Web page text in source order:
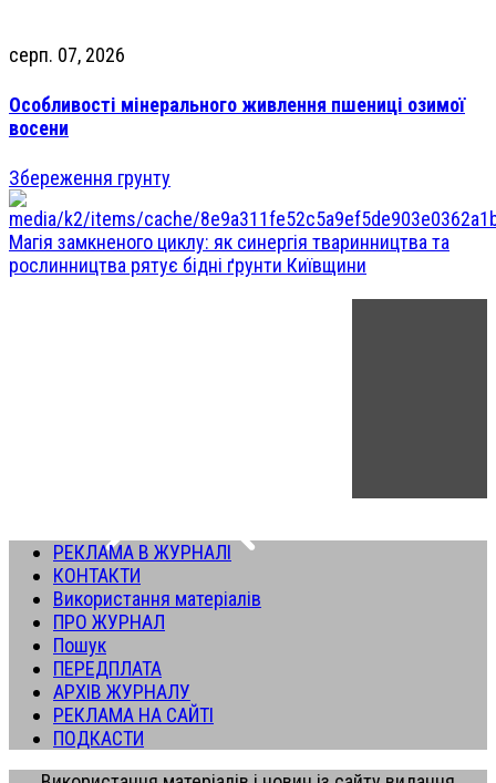
серп. 07, 2026
Особливості мінерального живлення пшениці озимої
восени
Збереження грунту
Магія замкненого циклу: як синергія тваринництва та
рослинництва рятує бідні ґрунти Київщини
РЕКЛАМА В ЖУРНАЛІ
КОНТАКТИ
Використання матеріалів
ПРО ЖУРНАЛ
Пошук
ПЕРЕДПЛАТА
АРХІВ ЖУРНАЛУ
РЕКЛАМА НА САЙТІ
ПОДКАСТИ